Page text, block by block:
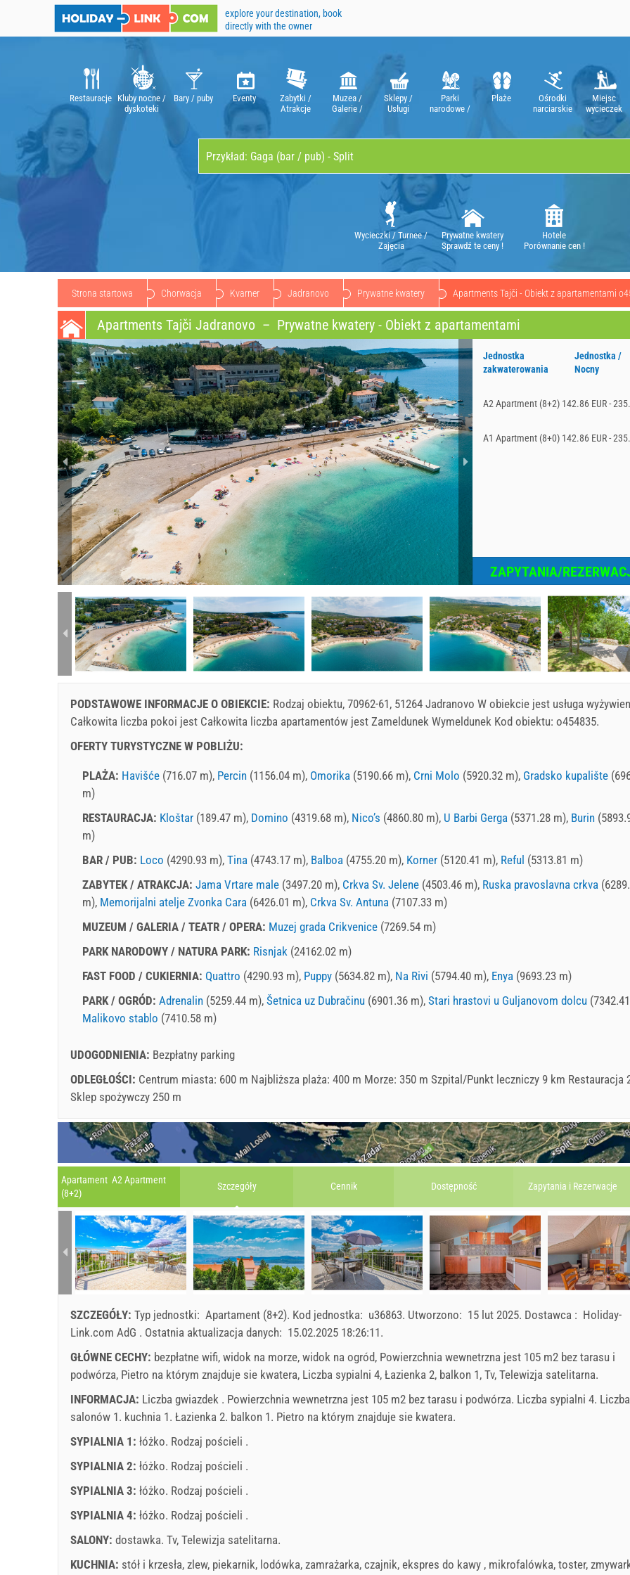
explore your destination, book
directly with the owner
Restauracje
Kluby nocne /
dyskoteki
Bary / puby Eventy
Zabytki /
Atrakcje
Muzea /
Galerie /
Sklepy /
Usługi
Parki
narodowe /
Plaże
Ośrodki
narciarskie
Miejsc
wycieczek
Wycieczki / Turnee /
Zajęcia
Prywatne kwatery
Sprawdź te ceny !
Hotele
Porównanie cen !
Strona startowa Chorwacja Kvarner Jadranovo Prywatne kwatery Apartments Tajči - Obiekt z apartamentami
Apartments Tajči Jadranovo – Prywatne kwatery - Obiekt z apartamentami
Jednostka
zakwaterowania
Jednostka /
Nocny
A2 Apartment (8+2) 142.86 EUR -
A1 Apartment (8+0) 142.86 EUR -
ZAPYTANIA/
PODSTAWOWE INFORMACJE O OBIEKCIE: Rodzaj obiektu, 70962-61, 51264 Jadranovo W obiekcie jest usługa
Całkowita liczba pokoi jest Całkowita liczba apartamentów jest Zameldunek Wymeldunek Kod obiektu: o454835.
OFERTY TURYSTYCZNE W POBLIŻU:
PLAŻA: Havišće (716.07 m), Percin (1156.04 m), Omorika (5190.66 m), Crni Molo (5920.32 m), Gradsko kupalište
m)
RESTAURACJA: Kloštar (189.47 m), Domino (4319.68 m), Nico’s (4860.80 m), U Barbi Gerga (5371.28 m), Burin
m)
BAR / PUB: Loco (4290.93 m), Tina (4743.17 m), Balboa (4755.20 m), Korner (5120.41 m), Reful (5313.81 m)
ZABYTEK / ATRAKCJA: Jama Vrtare male (3497.20 m), Crkva Sv. Jelene (4503.46 m), Ruska pravoslavna crkva
m), Memorijalni atelje Zvonka Cara (6426.01 m), Crkva Sv. Antuna (7107.33 m)
MUZEUM / GALERIA / TEATR / OPERA: Muzej grada Crikvenice (7269.54 m)
PARK NARODOWY / NATURA PARK: Risnjak (24162.02 m)
FAST FOOD / CUKIERNIA: Quattro (4290.93 m), Puppy (5634.82 m), Na Rivi (5794.40 m), Enya (9693.23 m)
PARK / OGRÓD: Adrenalin (5259.44 m), Šetnica uz Dubračinu (6901.36 m), Stari hrastovi u Guljanovom dolcu
Malikovo stablo (7410.58 m)
UDOGODNIENIA: Bezpłatny parking
ODLEGŁOŚCI: Centrum miasta: 600 m Najbliższa plaża: 400 m Morze: 350 m Szpital/Punkt leczniczy 9 km Restauracja
Sklep spożywczy 250 m
Apartament A2 Apartment
(8+2)
Szczegóły Cennik Dostępność Zapytania i Rezerwacje
SZCZEGÓŁY: Typ jednostki: Apartament (8+2). Kod jednostka: u36863. Utworzono: 15 lut 2025. Dostawca : Holiday-
Link.com AdG . Ostatnia aktualizacja danych: 15.02.2025 18:26:11.
GŁÓWNE CECHY: bezpłatne wifi, widok na morze, widok na ogród, Powierzchnia wewnetrzna jest 105 m2 bez tarasu i
podwórza, Pietro na którym znajduje sie kwatera, Liczba sypialni 4, Łazienka 2, balkon 1, Tv, Telewizja satelitarna.
INFORMACJA: Liczba gwiazdek . Powierzchnia wewnetrzna jest 105 m2 bez tarasu i podwórza. Liczba sypialni 4. Liczba
salonów 1. kuchnia 1. Łazienka 2. balkon 1. Pietro na którym znajduje sie kwatera.
SYPIALNIA 1: łóżko. Rodzaj pościeli .
SYPIALNIA 2: łóżko. Rodzaj pościeli .
SYPIALNIA 3: łóżko. Rodzaj pościeli .
SYPIALNIA 4: łóżko. Rodzaj pościeli .
SALONY: dostawka. Tv, Telewizja satelitarna.
KUCHNIA: stół i krzesła, zlew, piekarnik, lodówka, zamrażarka, czajnik, ekspres do kawy , mikrofalówka, toster,